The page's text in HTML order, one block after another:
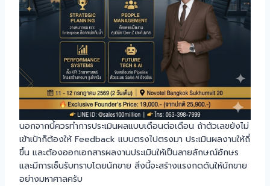
นอกจากนี้ควรทำการประเมินผลแบบเดือนต่อเดือน ถ้าตัวเลขยังไม่
เข้าเป้าก็ต้องให้ Feedback แบบตรงไปตรงมา ประเมินผลงานให้ถี่
ขึ้น และต้องออกเอกสารผลงานประเมินให้เป็นลายลักษณ์อักษร
และมีการเซ็นรับทราบโดยนักขาย สิ่งนี้จะสร้างแรงกดดันให้นักขาย
อย่างมหาศาลครับ